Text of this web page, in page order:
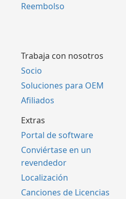
Reembolso
Trabaja con nosotros
Socio
Soluciones para OEM
Afiliados
Extras
Portal de software
Conviértase en un
revendedor
Localización
Canciones de Licencias